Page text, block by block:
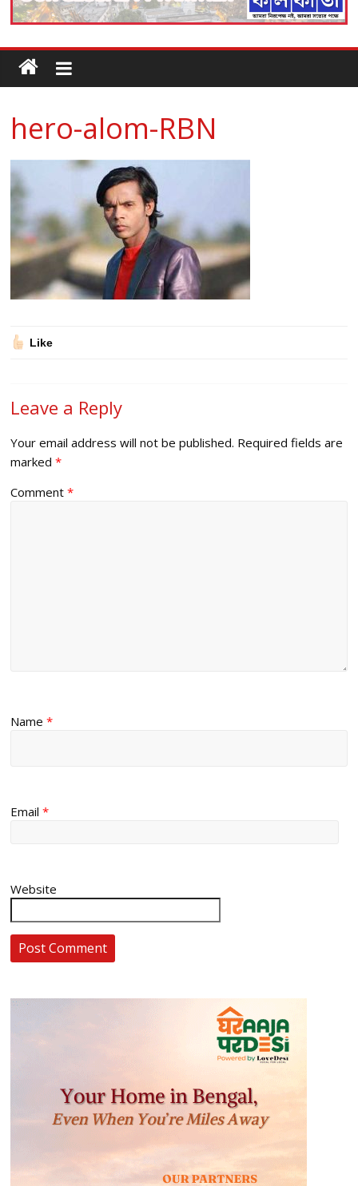
hero-alom-RBN
Like
Leave a Reply
Your email address will not be published. Required fields are
marked*
Comment*
Name*
Email*
Website